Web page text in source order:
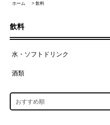
ホーム > 飲料
飲料
水・ソフトドリンク
酒類